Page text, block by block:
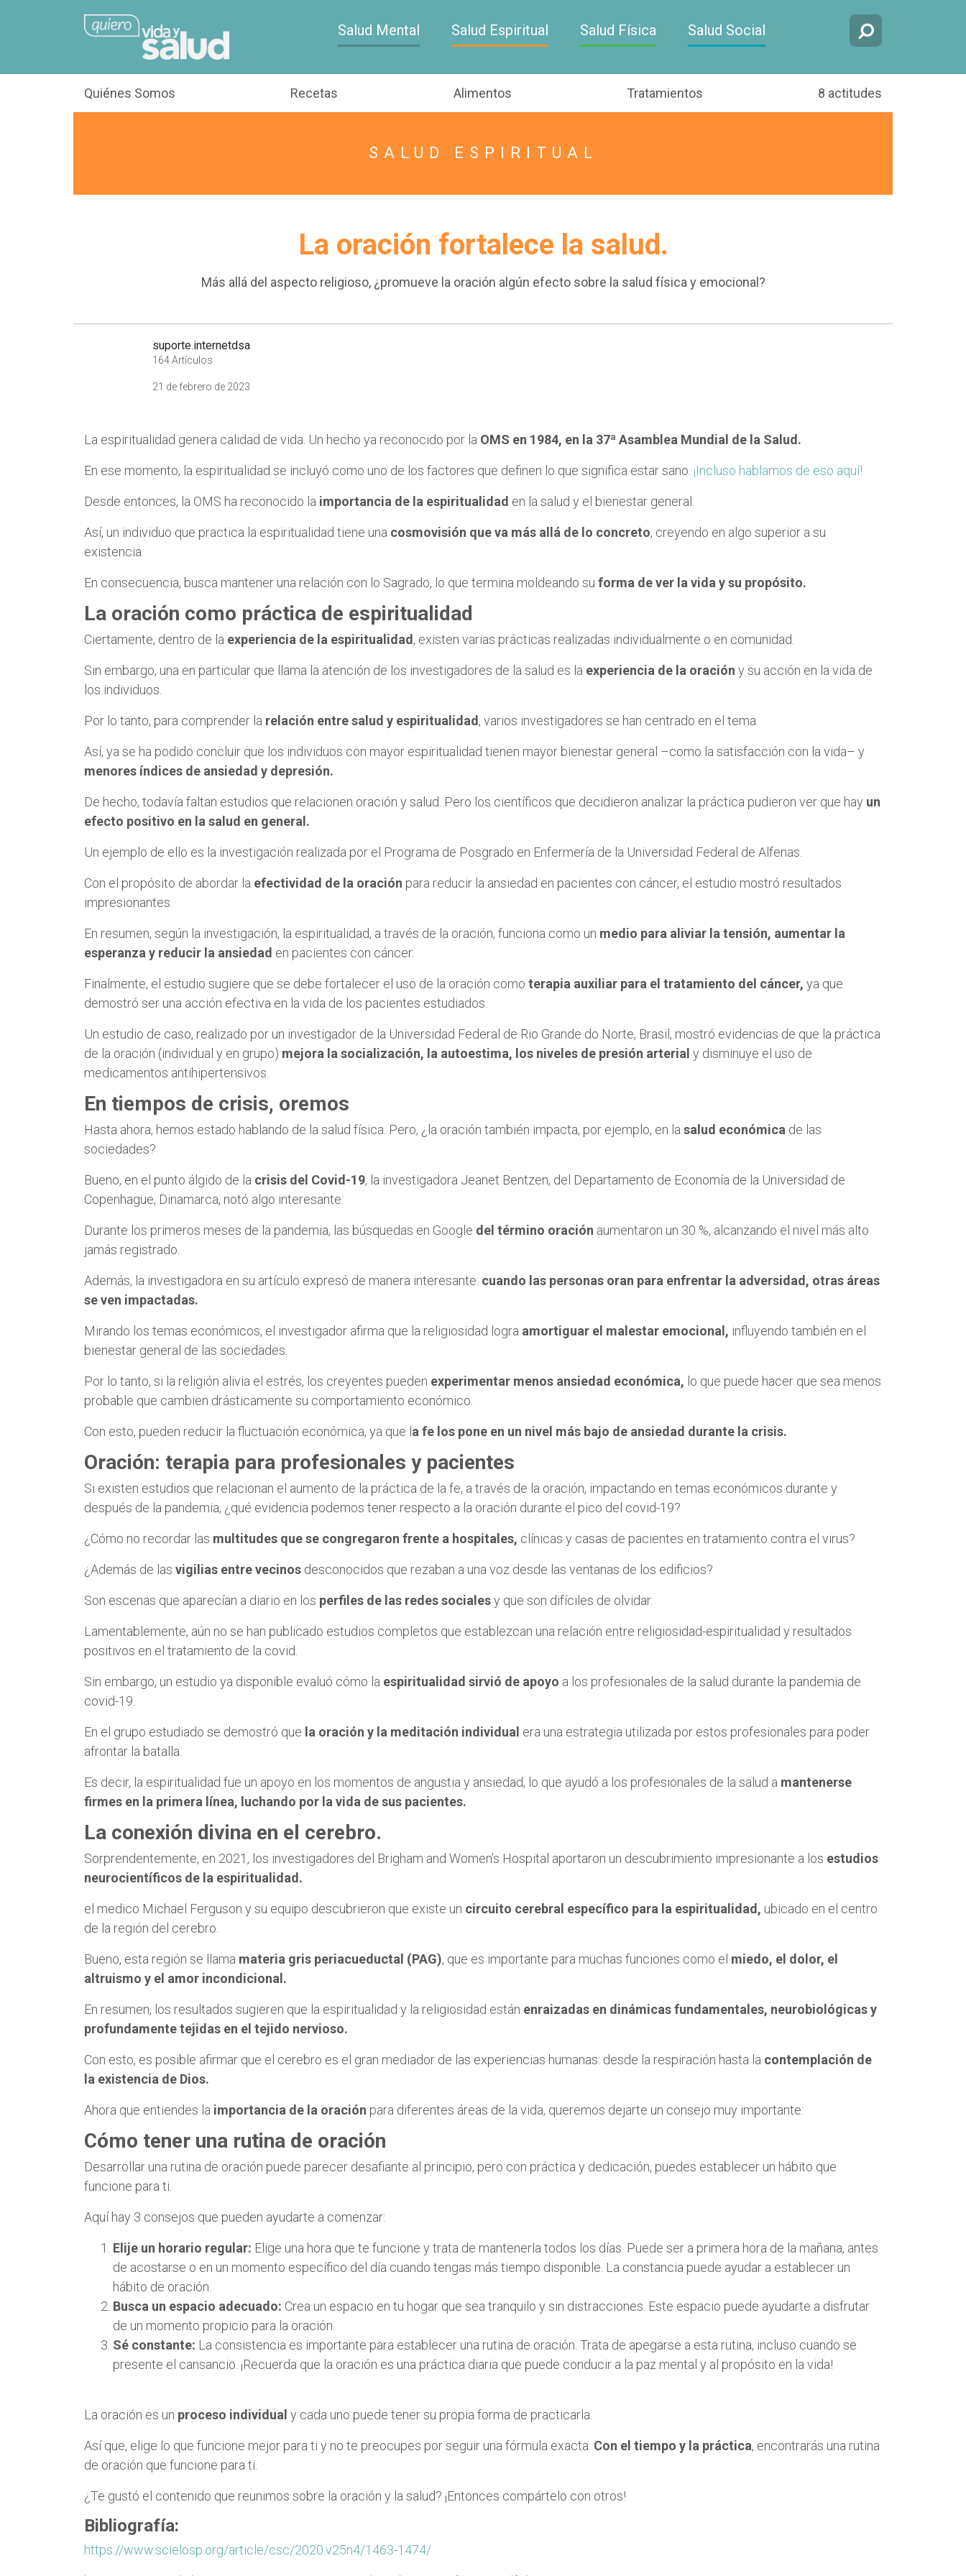
Salud Mental Salud Espiritual Salud Física Salud Social
Quiénes Somos Recetas Alimentos Tratamientos 8 actitudes
SALUD ESPIRITUAL
La oración fortalece la salud.
Más allá del aspecto religioso, ¿promueve la oración algún efecto sobre la salud física y emocional?
suporte.internetdsa
164 Artículos
21 de febrero de 2023
La espiritualidad genera calidad de vida. Un hecho ya reconocido por la OMS en 1984, en la 37ª Asamblea Mundial de la Salud.
En ese momento, la espiritualidad se incluyó como uno de los factores que definen lo que significa estar sano. ¡Incluso hablamos de eso aquí!
Desde entonces, la OMS ha reconocido la importancia de la espiritualidad en la salud y el bienestar general.
Así, un individuo que practica la espiritualidad tiene una cosmovisión que va más allá de lo concreto, creyendo en algo superior a su
existencia.
En consecuencia, busca mantener una relación con lo Sagrado, lo que termina moldeando su forma de ver la vida y su propósito.
La oración como práctica de espiritualidad
Ciertamente, dentro de la experiencia de la espiritualidad, existen varias prácticas realizadas individualmente o en comunidad.
Sin embargo, una en particular que llama la atención de los investigadores de la salud es la experiencia de la oración y su acción en la vida de
los individuos.
Por lo tanto, para comprender la relación entre salud y espiritualidad, varios investigadores se han centrado en el tema.
Así, ya se ha podido concluir que los individuos con mayor espiritualidad tienen mayor bienestar general –como la satisfacción con la vida– y
menores índices de ansiedad y depresión.
De hecho, todavía faltan estudios que relacionen oración y salud. Pero los científicos que decidieron analizar la práctica pudieron ver que hay un
efecto positivo en la salud en general.
Un ejemplo de ello es la investigación realizada por el Programa de Posgrado en Enfermería de la Universidad Federal de Alfenas.
Con el propósito de abordar la efectividad de la oración para reducir la ansiedad en pacientes con cáncer, el estudio mostró resultados
impresionantes.
En resumen, según la investigación, la espiritualidad, a través de la oración, funciona como un medio para aliviar la tensión, aumentar la
esperanza y reducir la ansiedad en pacientes con cáncer.
Finalmente, el estudio sugiere que se debe fortalecer el uso de la oración como terapia auxiliar para el tratamiento del cáncer, ya que
demostró ser una acción efectiva en la vida de los pacientes estudiados.
Un estudio de caso, realizado por un investigador de la Universidad Federal de Rio Grande do Norte, Brasil, mostró evidencias de que la práctica
de la oración (individual y en grupo) mejora la socialización, la autoestima, los niveles de presión arterial y disminuye el uso de
medicamentos antihipertensivos.
En tiempos de crisis, oremos
Hasta ahora, hemos estado hablando de la salud física. Pero, ¿la oración también impacta, por ejemplo, en la salud económica de las
sociedades?
Bueno, en el punto álgido de la crisis del Covid-19, la investigadora Jeanet Bentzen, del Departamento de Economía de la Universidad de
Copenhague, Dinamarca, notó algo interesante:
Durante los primeros meses de la pandemia, las búsquedas en Google del término oración aumentaron un 30 %, alcanzando el nivel más alto
jamás registrado.
Además, la investigadora en su artículo expresó de manera interesante: cuando las personas oran para enfrentar la adversidad, otras áreas
se ven impactadas.
Mirando los temas económicos, el investigador afirma que la religiosidad logra amortiguar el malestar emocional, influyendo también en el
bienestar general de las sociedades.
Por lo tanto, si la religión alivia el estrés, los creyentes pueden experimentar menos ansiedad económica, lo que puede hacer que sea menos
probable que cambien drásticamente su comportamiento económico.
Con esto, pueden reducir la fluctuación económica, ya que la fe los pone en un nivel más bajo de ansiedad durante la crisis.
Oración: terapia para profesionales y pacientes
Si existen estudios que relacionan el aumento de la práctica de la fe, a través de la oración, impactando en temas económicos durante y
después de la pandemia, ¿qué evidencia podemos tener respecto a la oración durante el pico del covid-19?
¿Cómo no recordar las multitudes que se congregaron frente a hospitales, clínicas y casas de pacientes en tratamiento contra el virus?
¿Además de las vigilias entre vecinos desconocidos que rezaban a una voz desde las ventanas de los edificios?
Son escenas que aparecían a diario en los perfiles de las redes socialesy que son difíciles de olvidar.
Lamentablemente, aún no se han publicado estudios completos que establezcan una relación entre religiosidad-espiritualidad y resultados
positivos en el tratamiento de la covid.
Sin embargo, un estudio ya disponible evaluó cómo la espiritualidad sirvió de apoyo a los profesionales de la salud durante la pandemia de
covid-19.
En el grupo estudiado se demostró que la oración y la meditación individual era una estrategia utilizada por estos profesionales para poder
afrontar la batalla.
Es decir, la espiritualidad fue un apoyo en los momentos de angustia y ansiedad, lo que ayudó a los profesionales de la salud a mantenerse
firmes en la primera línea, luchando por la vida de sus pacientes.
La conexión divina en el cerebro.
Sorprendentemente, en 2021, los investigadores del Brigham and Women’s Hospital aportaron un descubrimiento impresionante a los estudios
neurocientíficos de la espiritualidad.
el medico Michael Ferguson y su equipo descubrieron que existe un circuito cerebral específico para la espiritualidad, ubicado en el centro
de la región del cerebro.
Bueno, esta región se llama materia gris periacueductal (PAG), que es importante para muchas funciones como el miedo, el dolor, el
altruismo y el amor incondicional.
En resumen, los resultados sugieren que la espiritualidad y la religiosidad están enraizadas en dinámicas fundamentales, neurobiológicas y
profundamente tejidas en el tejido nervioso.
Con esto, es posible afirmar que el cerebro es el gran mediador de las experiencias humanas: desde la respiración hasta la contemplación de
la existencia de Dios.
Ahora que entiendes la importancia de la oración para diferentes áreas de la vida, queremos dejarte un consejo muy importante:
Cómo tener una rutina de oración
Desarrollar una rutina de oración puede parecer desafiante al principio, pero con práctica y dedicación, puedes establecer un hábito que
funcione para ti.
Aquí hay 3 consejos que pueden ayudarte a comenzar:
Elije un horario regular: Elige una hora que te funcione y trata de mantenerla todos los días. Puede ser a primera hora de la mañana, antes
de acostarse o en un momento específico del día cuando tengas más tiempo disponible. La constancia puede ayudar a establecer un
hábito de oración.
Busca un espacio adecuado: Crea un espacio en tu hogar que sea tranquilo y sin distracciones. Este espacio puede ayudarte a disfrutar
de un momento propicio para la oración.
Sé constante: La consistencia es importante para establecer una rutina de oración. Trata de apegarse a esta rutina, incluso cuando se
presente el cansancio. ¡Recuerda que la oración es una práctica diaria que puede conducir a la paz mental y al propósito en la vida!
La oración es un proceso individual y cada uno puede tener su propia forma de practicarla.
Así que, elige lo que funcione mejor para ti y no te preocupes por seguir una fórmula exacta. Con el tiempo y la práctica, encontrarás una rutina
de oración que funcione para ti.
¿Te gustó el contenido que reunimos sobre la oración y la salud? ¡Entonces compártelo con otros!
Bibliografía:
https://www.scielosp.org/article/csc/2020.v25n4/1463-1474/